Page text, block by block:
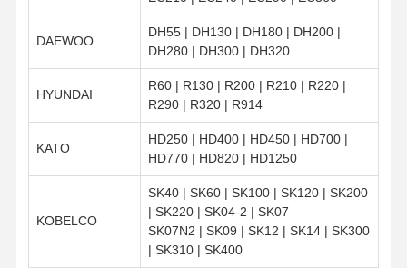
DAEWOO
DH55 | DH130 | DH180 | DH200 |
DH280 | DH300 | DH320
HYUNDAI
R60 | R130 | R200 | R210 | R220 |
R290 | R320 | R914
KATO
HD250 | HD400 | HD450 | HD700 |
HD770 | HD820 | HD1250
KOBELCO
SK40 | SK60 | SK100 | SK120 | SK200
| SK220 | SK04-2 | SK07
SK07N2 | SK09 | SK12 | SK14 | SK300
| SK310 | SK400